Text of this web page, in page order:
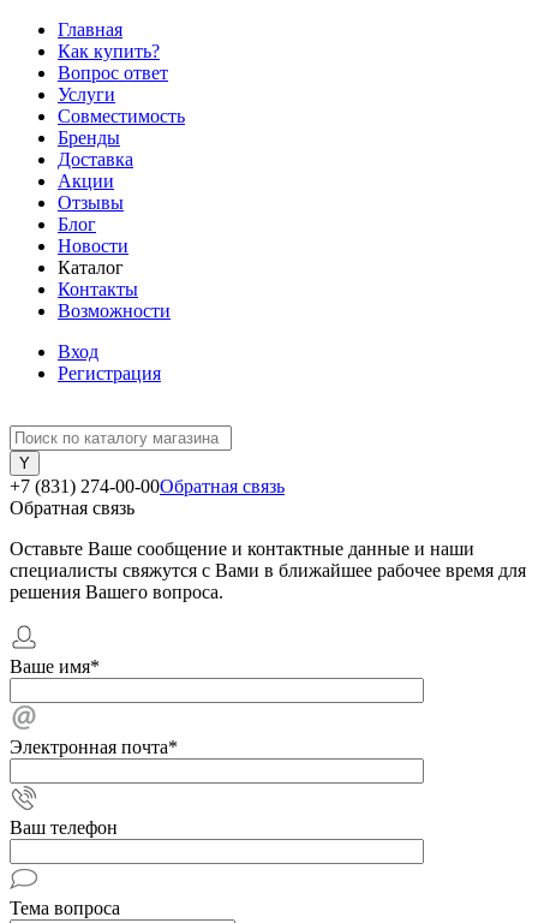
Главная
Как купить?
Вопрос ответ
Услуги
Совместимость
Бренды
Доставка
Акции
Отзывы
Блог
Новости
Каталог
Контакты
Возможности
Вход
Регистрация
+7 (831) 274-00-00Обратная связь
Обратная связь
Оставьте Ваше сообщение и контактные данные и наши
специалисты свяжутся с Вами в ближайшее рабочее время для
решения Вашего вопроса.
Ваше имя*
Электронная почта*
Ваш телефон
Тема вопроса